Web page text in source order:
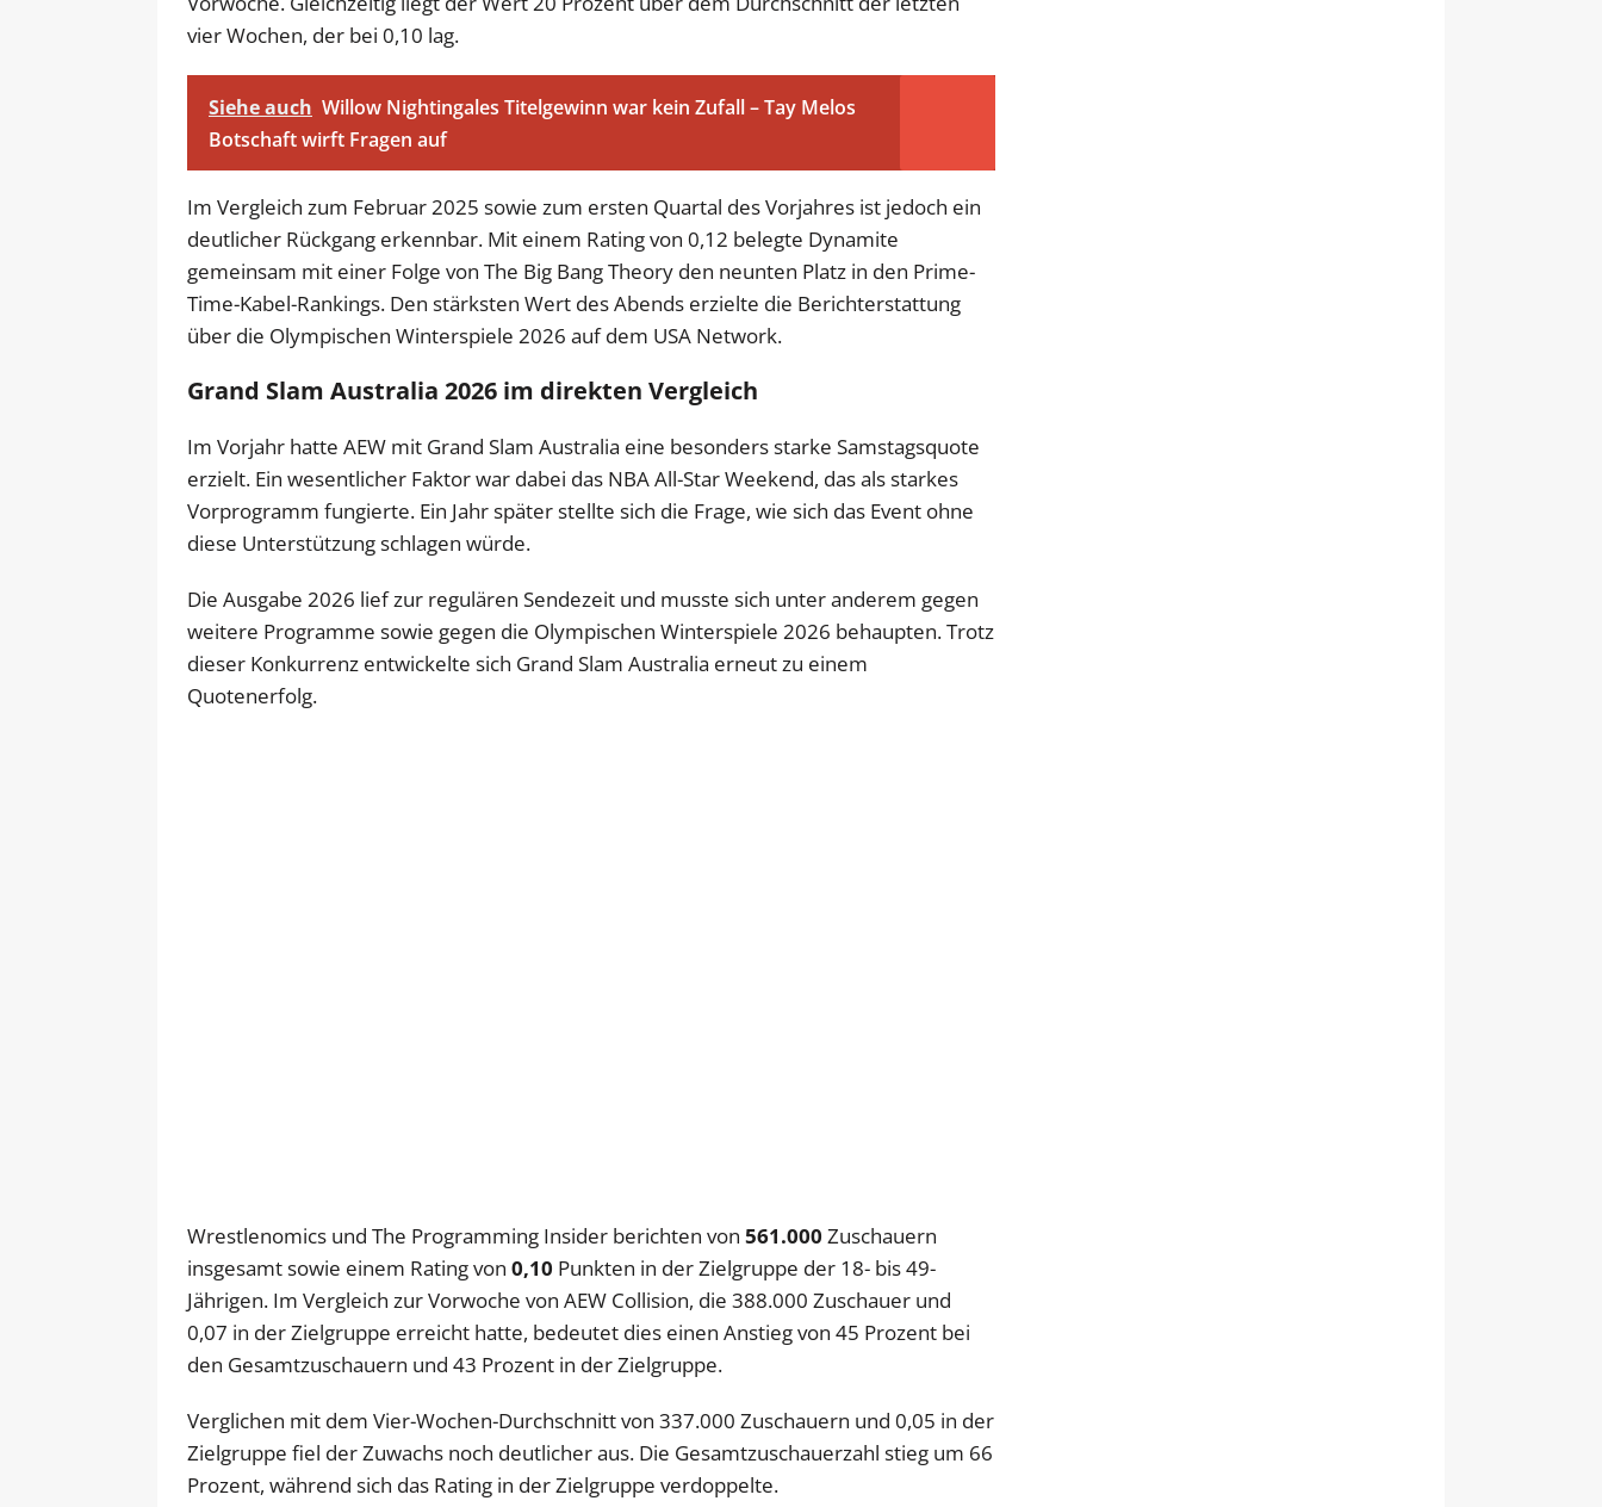
vier Wochen, der bei 0,10 lag.
Siehe auch Willow Nightingales Titelgewinn war kein Zufall – Tay Melos
Botschaft wirft Fragen auf
Im Vergleich zum Februar 2025 sowie zum ersten Quartal des Vorjahres ist jedoch ein
deutlicher Rückgang erkennbar. Mit einem Rating von 0,12 belegte Dynamite
gemeinsam mit einer Folge von The Big Bang Theory den neunten Platz in den Prime-
Time-Kabel-Rankings. Den stärksten Wert des Abends erzielte die Berichterstattung
über die Olympischen Winterspiele 2026 auf dem USA Network.
Grand Slam Australia 2026 im direkten Vergleich
Im Vorjahr hatte AEW mit Grand Slam Australia eine besonders starke Samstagsquote
erzielt. Ein wesentlicher Faktor war dabei das NBA All-Star Weekend, das als starkes
Vorprogramm fungierte. Ein Jahr später stellte sich die Frage, wie sich das Event ohne
diese Unterstützung schlagen würde.
Die Ausgabe 2026 lief zur regulären Sendezeit und musste sich unter anderem gegen
weitere Programme sowie gegen die Olympischen Winterspiele 2026 behaupten. Trotz
dieser Konkurrenz entwickelte sich Grand Slam Australia erneut zu einem
Quotenerfolg.
Wrestlenomics und The Programming Insider berichten von 561.000 Zuschauern
insgesamt sowie einem Rating von 0,10 Punkten in der Zielgruppe der 18- bis 49-
Jährigen. Im Vergleich zur Vorwoche von AEW Collision, die 388.000 Zuschauer und
0,07 in der Zielgruppe erreicht hatte, bedeutet dies einen Anstieg von 45 Prozent bei
den Gesamtzuschauern und 43 Prozent in der Zielgruppe.
Verglichen mit dem Vier-Wochen-Durchschnitt von 337.000 Zuschauern und 0,05 in der
Zielgruppe fiel der Zuwachs noch deutlicher aus. Die Gesamtzuschauerzahl stieg um 66
Prozent, während sich das Rating in der Zielgruppe verdoppelte.